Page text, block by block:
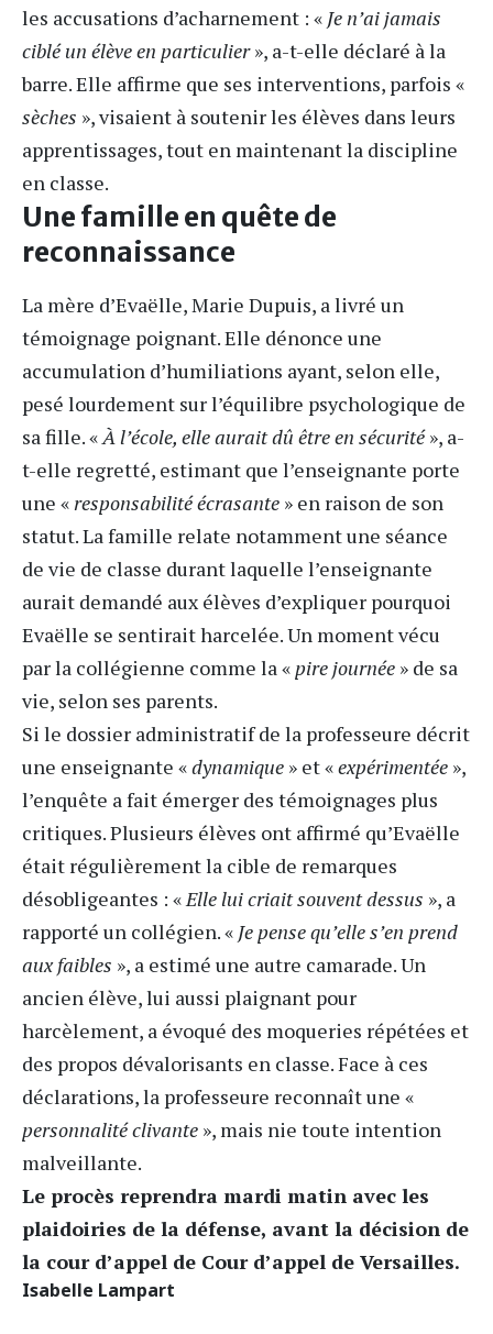
les accusations d’acharnement : « Je n’ai jamais
ciblé un élève en particulier», a-t-elle déclaré à la
barre. Elle affirme que ses interventions, parfois «
sèches », visaient à soutenir les élèves dans leurs
apprentissages, tout en maintenant la discipline
en classe.
Une famille en quête de
reconnaissance
La mère d’Evaëlle, Marie Dupuis, a livré un
témoignage poignant. Elle dénonce une
accumulation d’humiliations ayant, selon elle,
pesé lourdement sur l’équilibre psychologique de
sa fille. «À l’école, elle aurait dû être en sécurité», a-
t-elle regretté, estimant que l’enseignante porte
une «responsabilité écrasante » en raison de son
statut. La famille relate notamment une séance
de vie de classe durant laquelle l’enseignante
aurait demandé aux élèves d’expliquer pourquoi
Evaëlle se sentirait harcelée. Un moment vécu
par la collégienne comme la « pire journée » de sa
vie, selon ses parents.
Si le dossier administratif de la professeure décrit
une enseignante «dynamique » et «expérimentée »,
l’enquête a fait émerger des témoignages plus
critiques. Plusieurs élèves ont affirmé qu’Evaëlle
était régulièrement la cible de remarques
désobligeantes : «Elle lui criait souvent dessus », a
rapporté un collégien. « Je pense qu’elle s’en prend
aux faibles », a estimé une autre camarade. Un
ancien élève, lui aussi plaignant pour
harcèlement, a évoqué des moqueries répétées et
des propos dévalorisants en classe. Face à ces
déclarations, la professeure reconnaît une «
personnalité clivante », mais nie toute intention
malveillante.
Le procès reprendra mardi matin avec les
plaidoiries de la défense, avant la décision de
la cour d’appel de Cour d’appel de Versailles.
Isabelle Lampart